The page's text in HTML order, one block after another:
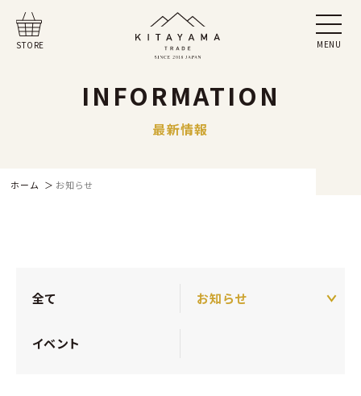
STORE MENU
INFORMATION
最新情報
ホーム お知らせ
全て お知らせ
イベント